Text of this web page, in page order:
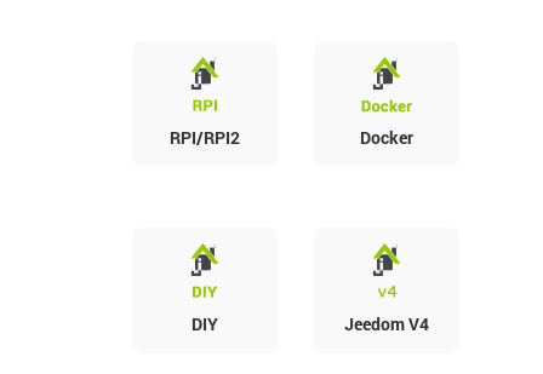
RPI/RPI2 Docker
DIY Jeedom V4